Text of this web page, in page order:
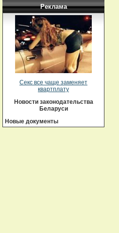
Реклама
Секс все чаще заменяет
квартплату
Новости законодательства
Беларуси
Новые документы